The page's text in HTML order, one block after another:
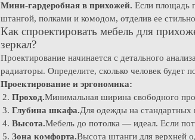
Мини-гардеробная в прихожей. Если площадь
штангой, полками и комодом, отделив ее
Как спроектировать мебель для
зеркал?
Проектирование начинается с детального
радиаторы. Определите, сколько человек будет
Проектирование и эргономика:
Проход.Минимальная ширина свободного
Глубина шкафа.Для одежды на
Высота.Мебель до потолка — идеал. Если
Зона комфорта.Высота штанги для верхней